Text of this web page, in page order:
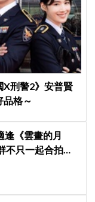
X刑警2》安普賢
品格～
逢《雲畫的月
不只一起合拍畫